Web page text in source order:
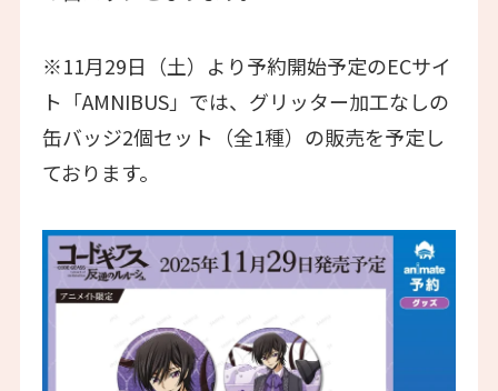
※11月29日（土）より予約開始予定のECサイ
ト「AMNIBUS」では、グリッター加工なしの
缶バッジ2個セット（全1種）の販売を予定し
ております。